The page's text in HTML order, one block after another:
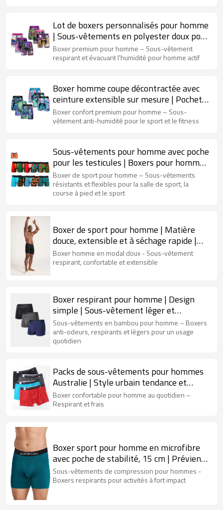
Lot de boxers personnalisés pour homme
| Sous-vêtements en polyester doux pour
un confort optimal tout au long de la
journée
Boxer premium pour homme – Sous-vêtement
respirant et évacuant l'humidité pour homme actif
Boxer homme coupe décontractée avec
ceinture extensible sur mesure | Pochette
en micro-maille respirante et étanche |
Sous-vêtements pour homme aux
Boxer confort premium pour homme – Sous-
vêtement anti-humidité pour le sport et le fitness
Sous-vêtements pour homme avec poche
pour les testicules | Boxers pour homme
avec braguette | Boxers en modal avec
poche
Boxer de sport pour homme – Sous-vêtements
résistants et flexibles pour la salle de sport, la
course à pied et le sport
Boxer de sport pour homme | Matière
douce, extensible et à séchage rapide |
Sous-vêtements pour homme sur mesure
Boxer homme en modal doux - Sous-vêtement
respirant, confortable et extensible
Boxer respirant pour homme | Design
simple | Sous-vêtement léger et
évacuant l'humidité
Sous-vêtements en bambou pour homme – Boxers
anti-odeurs, respirants et légers pour un usage
quotidien
Packs de sous-vêtements pour hommes
Australie | Style urbain tendance et
abordable | Boxers confortables pour
hommes
Boxer confortable pour homme au quotidien –
Respirant et frais
Boxer sport pour homme en microfibre
avec poche de stabilité, 15 cm | Prévient
les irritations | Sous-vêtement ultra-
confortable pour homme
Sous-vêtements de compression pour hommes -
Boxers respirants pour activités à fort impact